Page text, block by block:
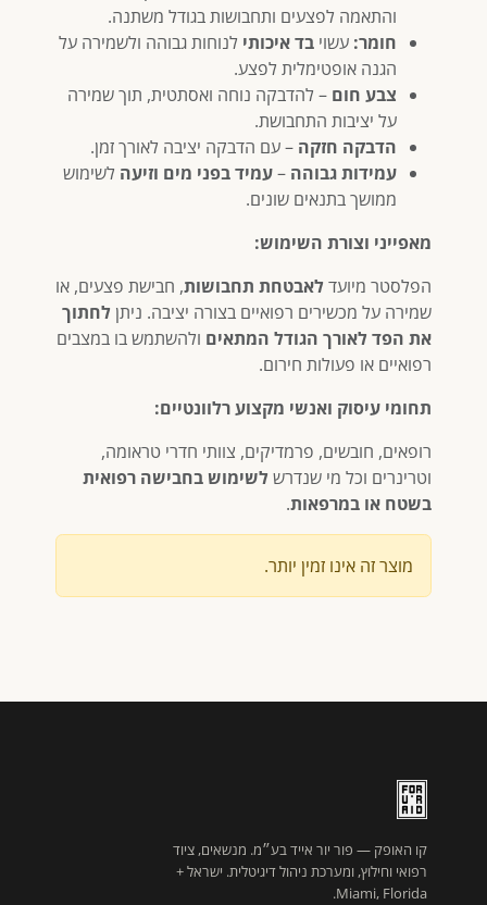
והתאמה לפצעים ותחבושות בגודל משתנה.
חומר: עשוי בד איכותי לנוחות גבוהה ולשמירה על
הגנה אופטימלית לפצע.
צבע חום – להדבקה נוחה ואסתטית, תוך שמירה
על יציבות התחבושת.
הדבקה חזקה – עם הדבקה יציבה לאורך זמן.
עמידות גבוהה –עמיד בפני מים וזיעה לשימוש
ממושך בתנאים שונים.
מאפייני וצורת השימוש:
הפלסטר מיועד לאבטחת תחבושות, חבישת פצעים, או
שמירה על מכשירים רפואיים בצורה יציבה. ניתן לחתוך
את הפד לאורך הגודל המתאים ולהשתמש בו במצבים
רפואיים או פעולות חירום.
תחומי עיסוק ואנשי מקצוע רלוונטיים:
רופאים, חובשים, פרמדיקים, צוותי חדרי טראומה,
וטרינרים וכל מי שנדרש לשימוש בחבישה רפואית
בשטח או במרפאות.
מוצר זה אינו זמין יותר.
קו האופק — פור יור אייד בע״מ. מנשאים, ציוד
רפואי וחילוץ, ומערכת ניהול דיגיטלית. ישראל +
Miami, Florida.